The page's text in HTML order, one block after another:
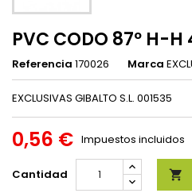
PVC CODO 87º H-H
Referencia 170026 Marca
EXCLUSIVAS GIBALTO S.L. 001535
0,56 € Impuestos incluidos
Cantidad 